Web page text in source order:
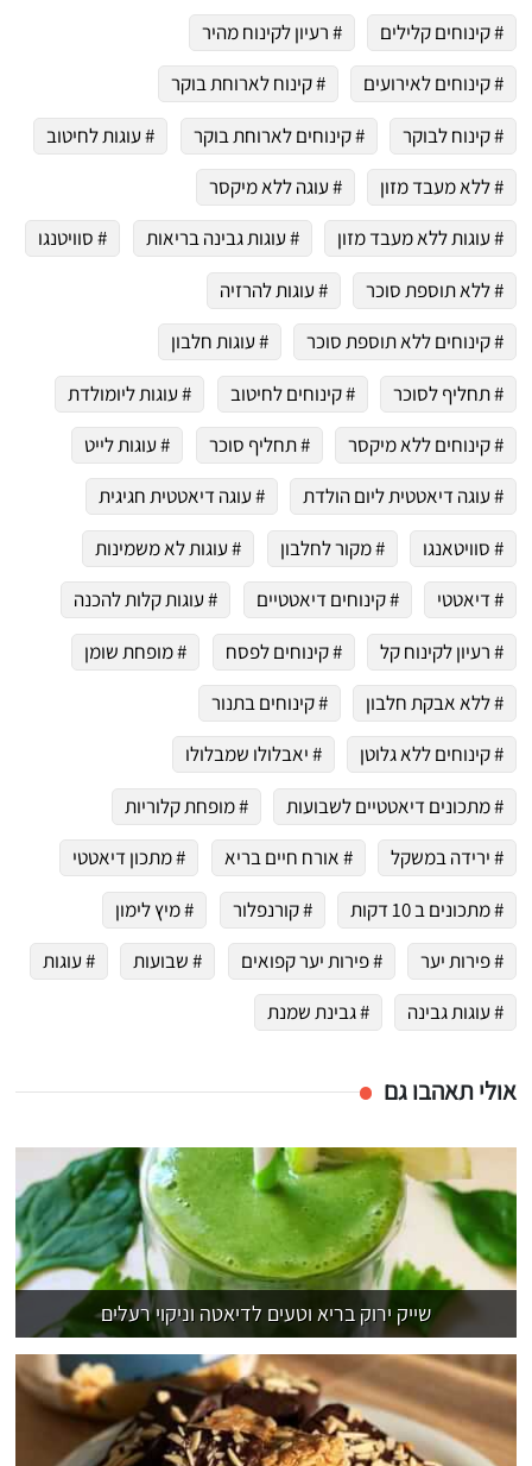
# קינוחים קלילים
# רעיון לקינוח מהיר
# קינוחים לאירועים
# קינוח לארוחת בוקר
# קינוח לבוקר
# קינוחים לארוחת בוקר
# עוגות לחיטוב
# ללא מעבד מזון
# עוגה ללא מיקסר
# עוגות ללא מעבד מזון
# עוגות גבינה בריאות
# סוויטנגו
# ללא תוספת סוכר
# עוגות להרזיה
# קינוחים ללא תוספת סוכר
# עוגות חלבון
# תחליף לסוכר
# קינוחים לחיטוב
# עוגות ליומולדת
# קינוחים ללא מיקסר
# תחליף סוכר
# עוגות לייט
# עוגה דיאטטית ליום הולדת
# עוגה דיאטטית חגיגית
# סוויטאנגו
# מקור לחלבון
# עוגות לא משמינות
# דיאטטי
# קינוחים דיאטטיים
# עוגות קלות להכנה
# רעיון לקינוח קל
# קינוחים לפסח
# מופחת שומן
# ללא אבקת חלבון
# קינוחים בתנור
# קינוחים ללא גלוטן
# יאבלולו שמבלולו
# מתכונים דיאטטיים לשבועות
# מופחת קלוריות
# ירידה במשקל
# אורח חיים בריא
# מתכון דיאטטי
# מתכונים ב 10 דקות
# קורנפלור
# מיץ לימון
# פירות יער
# פירות יער קפואים # שבועות
# עוגות
# עוגות גבינה
# גבינת שמנת
אולי תאהבו גם
שייק ירוק בריא וטעים לדיאטה וניקוי רעלים